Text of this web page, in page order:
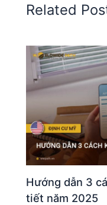
Related
Hướng dẫn 3
tiết năm 2025